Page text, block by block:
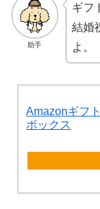
助手
ギフ
結婚
よ。
Amazonギフ
ボックス